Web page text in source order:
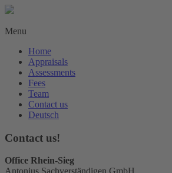
Menu
Home
Appraisals
Assessments
Fees
Team
Contact us
Deutsch
Contact us!
Office Rhein-Sieg